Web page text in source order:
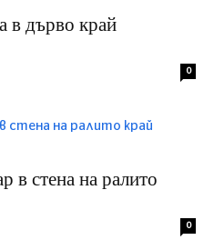
в дърво край
0
в стена на ралито
0